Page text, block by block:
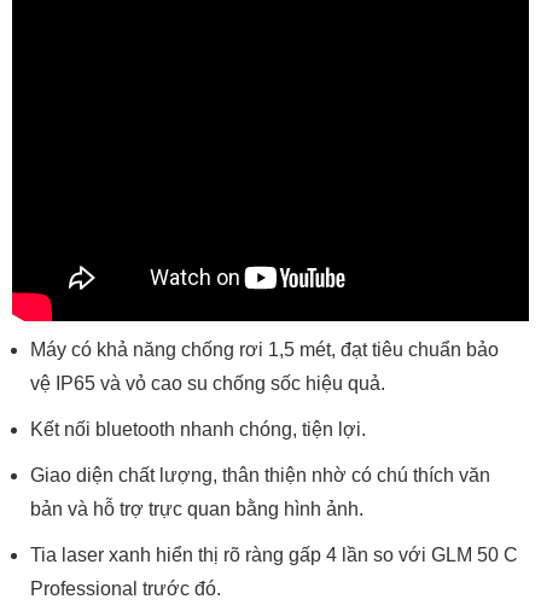
Máy có khả năng chống rơi 1,5 mét, đạt tiêu chuẩn bảo
vệ IP65 và vỏ cao su chống sốc hiệu quả.
Kết nối bluetooth nhanh chóng, tiện lợi.
Giao diện chất lượng, thân thiện nhờ có chú thích văn
bản và hỗ trợ trực quan bằng hình ảnh.
Tia laser xanh hiển thị rõ ràng gấp 4 lần so với GLM 50 C
Professional trước đó.